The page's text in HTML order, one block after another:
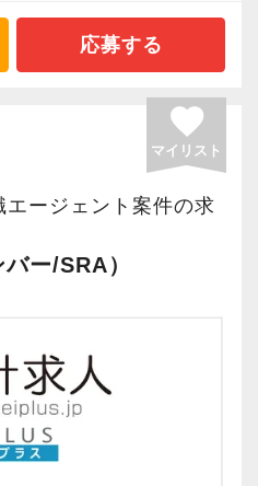
のが好きな人でした
ると思います。
う」が、最大のやりが
もあるかもしれません
ったインターンの数も
】
い」という将来のキャ
成長しています。
「1年後、3年後、5年後
必ずお聞きします。
ば、その目標に向けて
か具体的にお伝えしま
みなくチャンスを与え
験年数を積めば自動的
いう仕組みになっては
。
ウハウなどを若い世代
こから枝葉が広がるよ
んでいただける誠実な
うにしていきたいと考
業界で働くプロフェッ
ご応募をお待ちしてお
る不安や悩みもあると
てきたけど、記帳や申
向けた勉強をする時間
いけど、即戦力として
に向けたサポートも徹
ずつ学べる体制／
まえ、担当いただく業
設定させていただきま
業、エクセル等を用い
を用いた各種書類作
ポートメンバーとして
価、相続税申告など
部研修への参加による
】
応募する
favorite
マイリスト
エージェント案件の求
ー/SRA）